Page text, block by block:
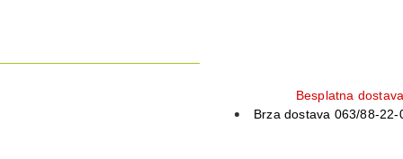
Besplatna
Brza dostava 063/88-